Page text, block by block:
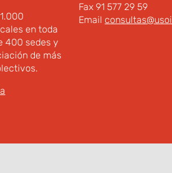
en toda
400 sedes y
de más
Fax 91 577 29 59
Email